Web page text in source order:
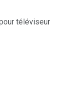
téléviseur